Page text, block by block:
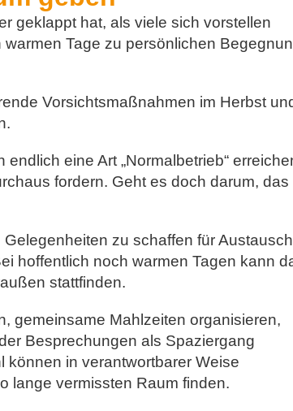
geklappt hat, als viele sich vorstellen
Tage zu persönlichen
Vorsichtsmaßnahmen im Herbst
eine Art „Normalbetrieb“
fordern. Geht es doch darum, das
zu schaffen für
hoffentlich noch warmen Tagen kann
stattfinden.
gemeinsame Mahlzeiten organisieren,
Besprechungen als Spaziergang
können in verantwortbarer Weise
lange vermissten Raum finden.